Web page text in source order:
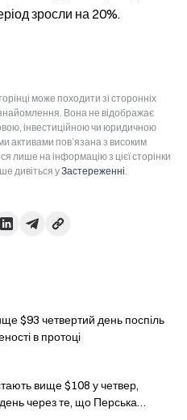
зросли на 20%.
може походити зі сторонніх
Вона не відображає
інвестиційною чи юридичною
активами пов’язана з високим
лише на інформацію з цієї сторінки
дивіться уЗастереженні.
$93 четвертий день поспіль
в протоці
вище $108 у четвер,
через те, що Перська